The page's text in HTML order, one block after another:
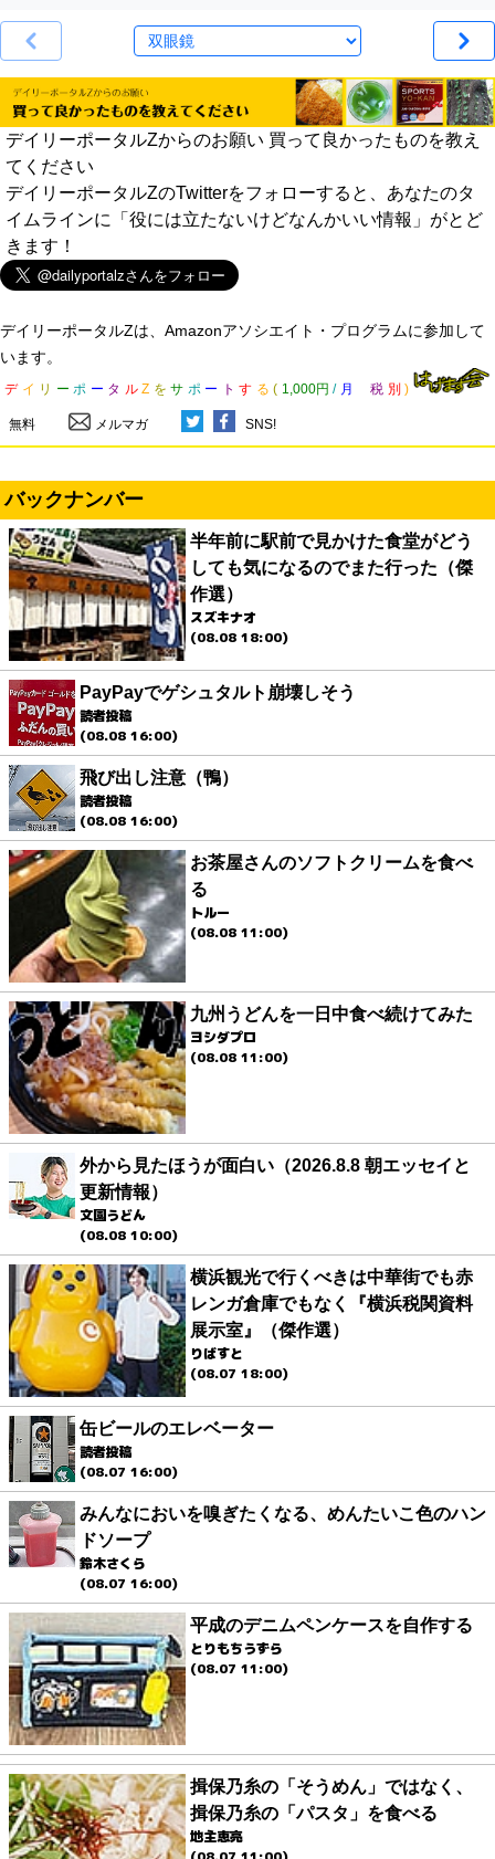
デイリーポータルZからのお願い 買って良かったものを教え
てください
デイリーポータルZのTwitterをフォローすると、あなたのタ
イムラインに「役には立たないけどなんかいい情報」がとど
きます！
デイリーポータルZは、Amazonアソシエイト・プログラムに参加して
います。
デ イ リ ー ポ ー タ ル Z を サ ポ ー ト す る ( 1,000円 / 月 税 別 )
無料 メルマガ SNS!
バックナンバー
半年前に駅前で見かけた食堂がどう
しても気になるのでまた行った（傑
作選）
スズキナオ
(08.08 18:00)
PayPayでゲシュタルト崩壊しそう
読者投稿
(08.08 16:00)
飛び出し注意（鴨）
読者投稿
(08.08 16:00)
お茶屋さんのソフトクリームを食べ
る
トルー
(08.08 11:00)
九州うどんを一日中食べ続けてみた
ヨシダプロ
(08.08 11:00)
外から見たほうが面白い（2026.8.8 朝エッセイと
更新情報）
文園うどん
(08.08 10:00)
横浜観光で行くべきは中華街でも赤
レンガ倉庫でもなく『横浜税関資料
展示室』（傑作選）
りばすと
(08.07 18:00)
缶ビールのエレベーター
読者投稿
(08.07 16:00)
みんなにおいを嗅ぎたくなる、めんたいこ色のハン
ドソープ
鈴木さくら
(08.07 16:00)
平成のデニムペンケースを自作する
とりもちうずら
(08.07 11:00)
揖保乃糸の「そうめん」ではなく、
揖保乃糸の「パスタ」を食べる
地主恵亮